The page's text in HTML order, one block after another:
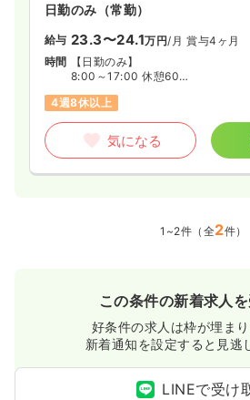
日勤のみ（常勤）
給与 23.3〜24.1万円/月 賞与4ヶ月
時間
【日勤のみ】
8:00～17:00 休憩60分
4週8休以上
気になる
1~2件（全2件）
この条件の新着求人
好条件の求人は枠が埋ま
新着通知を設定すると見逃
LINEで受け